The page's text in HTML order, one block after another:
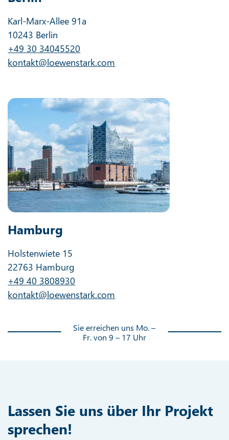
Karl-Marx-Allee 91a
10243 Berlin
+49 30 34045520
kontakt@loewenstark.com
Hamburg
Holstenwiete 15
22763 Hamburg
+49 40 3808930
kontakt@loewenstark.com
Sie erreichen uns Mo. –
Fr. von 9 – 17 Uhr
Lassen Sie uns über Ihr Projekt
sprechen!